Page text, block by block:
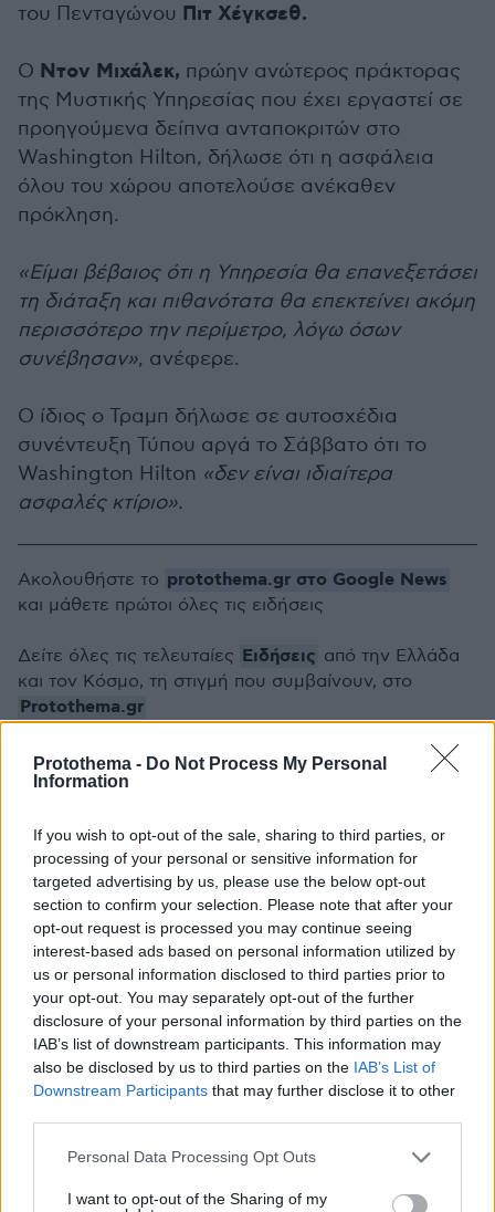
Protothema - Do Not Process My Personal
Information
If you wish to opt-out of the sale, sharing to third parties, or
processing of your personal or sensitive information for
targeted advertising by us, please use the below opt-out
section to confirm your selection. Please note that after your
opt-out request is processed you may continue seeing
interest-based ads based on personal information utilized by
us or personal information disclosed to third parties prior to
your opt-out. You may separately opt-out of the further
disclosure of your personal information by third parties on the
IAB’s list of downstream participants. This information may
also be disclosed by us to third parties on the IAB’s List of
Downstream Participants that may further disclose it to other
Please note that this website/app uses one or more Google
not limited to your visit or usage behaviour. You may click to
Personal Data Processing Opt Outs
I want to opt-out of the Sharing of my
του Πενταγώνου Πιτ Χέγκσεθ.
Ο Ντον Μιχάλεκ, πρώην ανώτερος πράκτορας
της Μυστικής Υπηρεσίας που έχει εργαστεί σε
προηγούμενα δείπνα ανταποκριτών στο
Washington Hilton, δήλωσε ότι η ασφάλεια
όλου του χώρου αποτελούσε ανέκαθεν
πρόκληση.
«Είμαι βέβαιος ότι η Υπηρεσία θα επανεξετάσει
τη διάταξη και πιθανότατα θα επεκτείνει ακόμη
περισσότερο την περίμετρο, λόγω όσων
συνέβησαν», ανέφερε.
Ο ίδιος ο Τραμπ δήλωσε σε αυτοσχέδια
συνέντευξη Τύπου αργά το Σάββατο ότι το
Washington Hilton «δεν είναι ιδιαίτερα
ασφαλές κτίριο».
Σχετικά Άρθρα
Ακολουθήστε το protothema.gr στο Google News
και μάθετε πρώτοι όλες τις ειδήσεις
Δείτε όλες τις τελευταίες Ειδήσεις από την Ελλάδα
και τον Κόσμο, τη στιγμή που συμβαίνουν, στο
Protothema.gr